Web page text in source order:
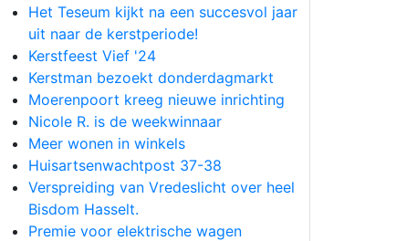
Het Teseum kijkt na een succesvol jaar
uit naar de kerstperiode!
Kerstfeest Vief '24
Kerstman bezoekt donderdagmarkt
Moerenpoort kreeg nieuwe inrichting
Nicole R. is de weekwinnaar
Meer wonen in winkels
Huisartsenwachtpost 37-38
Verspreiding van Vredeslicht over heel
Bisdom Hasselt.
Premie voor elektrische wagen